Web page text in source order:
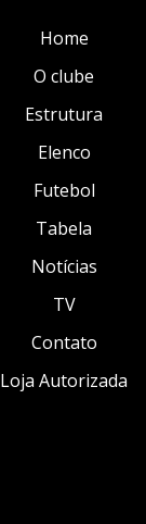
Home
O clube
Estrutura
Elenco
Futebol
Tabela
Notícias
TV
Contato
Loja Autorizada